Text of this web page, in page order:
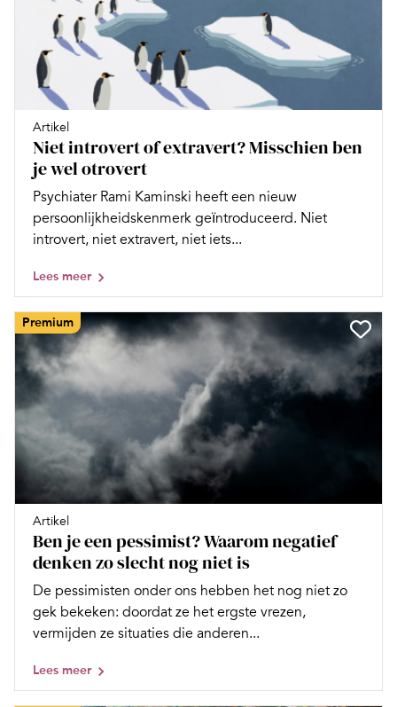
Artikel
Niet introvert of extravert? Misschien ben
je wel otrovert
Psychiater Rami Kaminski heeft een nieuw
persoonlijkheidskenmerk geїntroduceerd. Niet
introvert, niet extravert, niet iets...
Lees meer
Premium
Artikel
Ben je een pessimist? Waarom negatief
denken zo slecht nog niet is
De pessimisten onder ons hebben het nog niet zo
gek bekeken: doordat ze het ergste vrezen,
vermijden ze situaties die anderen...
Lees meer